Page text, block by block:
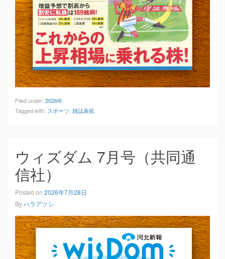
Filed under: 2026年
Tagged with: スポーツ, 雑誌表紙
ウィズダム 7月号（共同通
信社）
Posted on 2026年7月28日
Byハラアツシ